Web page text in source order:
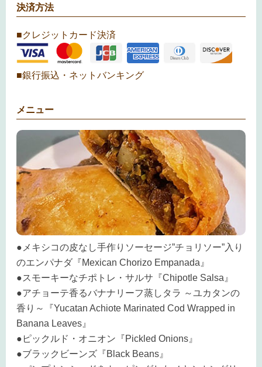
決済方法
■クレジットカード決済
■銀行振込・ネットバンキング
メニュー
●メキシコの皮なし手作りソーセージ”チョリソー”入り
のエンパナダ『Mexican Chorizo Empanada』
●スモーキーなチポトレ・サルサ『Chipotle Salsa』
●アチョーテ香るバナナリーフ蒸しタラ ～ユカタンの
香り～『Yucatan Achiote Marinated Cod Wrapped in
Banana Leaves』
●ピックルド・オニオン『Pickled Onions』
●ブラックビーンズ『Black Beans』